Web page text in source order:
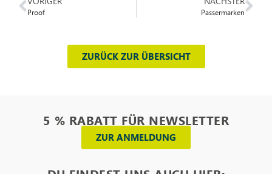
Proof Passermarken
ZURÜCK ZUR ÜBERSICHT
5 % RABATT FÜR NEWSLETTER
ZUR ANMELDUNG